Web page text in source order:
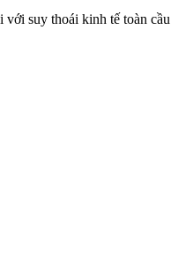
với suy thoái kinh tế toàn